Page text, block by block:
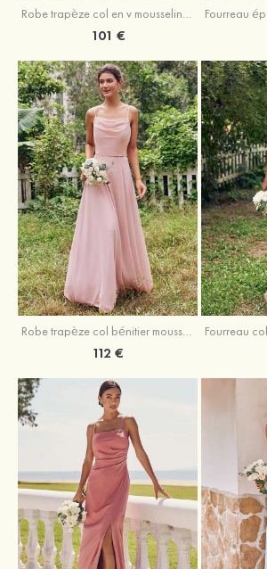
Robe trapèze col en v mousseline ras du sol robe de demoiselle d'honneur
101 €
Robe trapèze col bénitier mousseline ras du sol robe de demoiselle d'honneur
112 €